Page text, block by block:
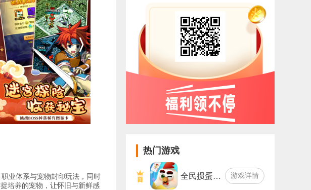
业体系与宠物封印玩法，同时
培养的宠物，让怀旧与新鲜感
热门游戏
全民掼蛋… 游戏详情